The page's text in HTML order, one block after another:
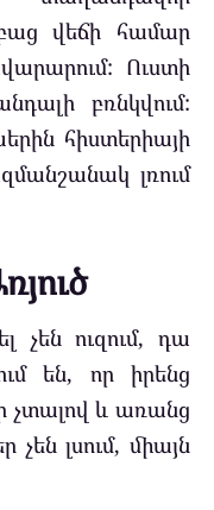
վեճի համար
Ուստի
բռնկվում:
հիստերիայի
լռում
չեն ուզում, դա
են, որ իրենց
չտալով և առանց
լսում, միայն